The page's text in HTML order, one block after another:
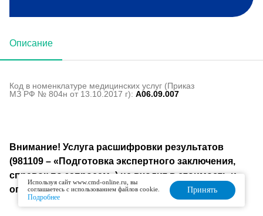
Описание
Код в номенклатуре медицинских услуг (Приказ
МЗ РФ № 804н от 13.10.2017 г): A06.09.007
Внимание! Услуга расшифровки результатов
(981109 – «Подготовка экспертного заключения,
справок по запросам») не входит в стоимость и
оплачивается отдельно.
Используя сайт www.cmd-online.ru, вы
соглашаетесь с использованием файлов cookie.
Подробнее
Принять